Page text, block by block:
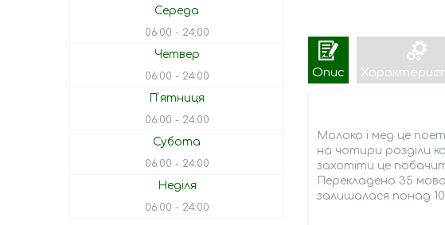
Опис
Молоко і мед це
на чотири розділи
захотіти це
Перекладено 35
залишалася понад
Середа
06:00 24:00
Четвер
06:00 24:00
Пʼятниця
06:00 24:00
Субота
06:00 24:00
Неділя
06:00 24:00